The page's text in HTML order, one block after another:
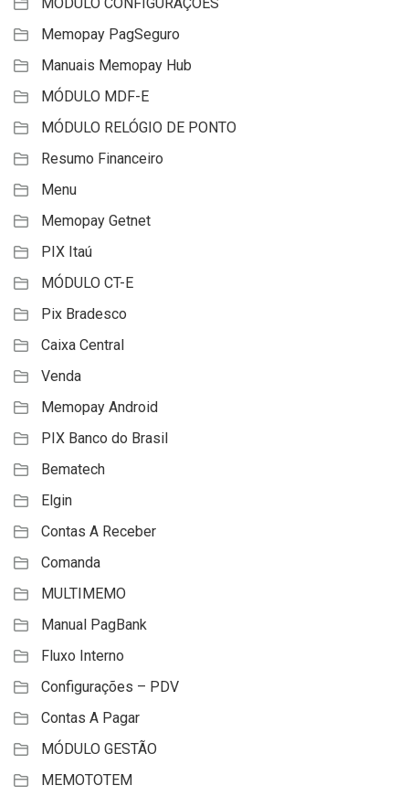
Memopay PagSeguro
Manuais Memopay Hub
MÓDULO MDF-E
MÓDULO RELÓGIO DE PONTO
Resumo Financeiro
Menu
Memopay Getnet
PIX Itaú
MÓDULO CT-E
Pix Bradesco
Caixa Central
Venda
Memopay Android
PIX Banco do Brasil
Bematech
Elgin
Contas A Receber
Comanda
MULTIMEMO
Manual PagBank
Fluxo Interno
Configurações – PDV
Contas A Pagar
MÓDULO GESTÃO
MEMOTOTEM